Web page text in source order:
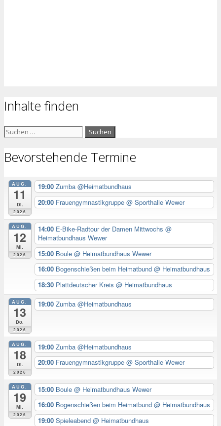
Inhalte finden
Suchen
Bevorstehende Termine
AUG.
11
Di.
2026
19:00 Zumba @Heimatbundhaus
20:00 Frauengymnastikgruppe @ Sporthalle Wewer
AUG.
12
Mi.
2026
14:00 E-Bike-Radtour der Damen Mittwochs @
Heimatbundhaus Wewer
15:00 Boule @ Heimatbundhaus Wewer
16:00 Bogenschießen beim Heimatbund @ Heimatbundhaus
18:30 Plattdeutscher Kreis @ Heimatbundhaus
AUG.
13
Do.
2026
19:00 Zumba @Heimatbundhaus
AUG.
18
Di.
2026
19:00 Zumba @Heimatbundhaus
20:00 Frauengymnastikgruppe @ Sporthalle Wewer
AUG.
19
Mi.
2026
15:00 Boule @ Heimatbundhaus Wewer
16:00 Bogenschießen beim Heimatbund @ Heimatbundhaus
19:00 Spieleabend @ Heimatbundhaus